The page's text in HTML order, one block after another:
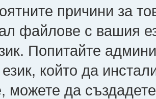
причини за
файлове с вашия
Попитайте
който да
можете да